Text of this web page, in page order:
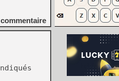
commentaire